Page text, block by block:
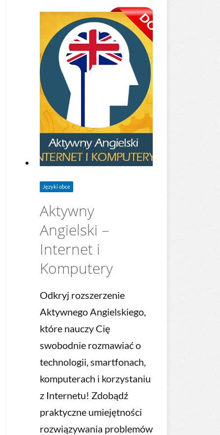
Języki obce
Aktywny
Angielski –
Internet i
Komputery
Odkryj rozszerzenie
Aktywnego Angielskiego,
które nauczy Cię
swobodnie rozmawiać o
technologii, smartfonach,
komputerach i korzystaniu
z Internetu! Zdobądź
praktyczne umiejętności
rozwiązywania problemów